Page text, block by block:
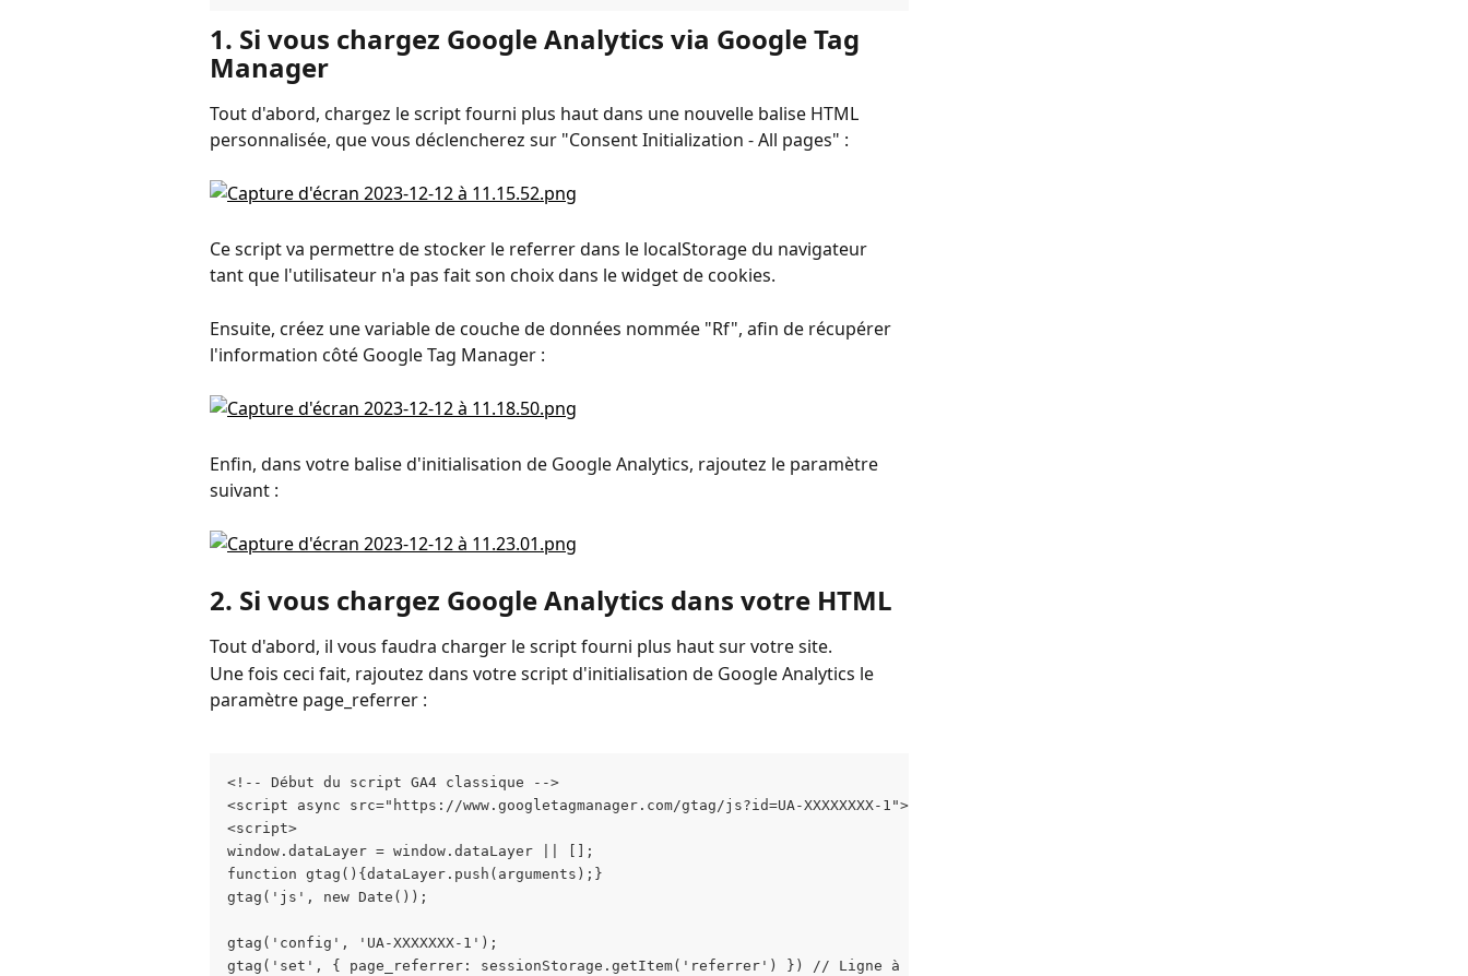
1. Si vous chargez Google Analytics via Google Tag
Manager
Tout d'abord, chargez le script fourni plus haut dans une nouvelle balise HTML
personnalisée, que vous déclencherez sur "Consent Initialization - All pages" :
Ce script va permettre de stocker le referrer dans le localStorage du navigateur
tant que l'utilisateur n'a pas fait son choix dans le widget de cookies.
Ensuite, créez une variable de couche de données nommée "Rf", afin de récupérer
l'information côté Google Tag Manager :
Enfin, dans votre balise d'initialisation de Google Analytics, rajoutez le paramètre
suivant :
2. Si vous chargez Google Analytics dans votre HTML
Tout d'abord, il vous faudra charger le script fourni plus haut sur votre site.
Une fois ceci fait, rajoutez dans votre script d'initialisation de Google Analytics le
paramètre page_referrer :
<!-- Début du script GA4 classique -->
<script async src="https://www.googletagmanager.com/gtag/js?id=UA-XXXXXXXX-1"></script>
<script>
window.dataLayer = window.dataLayer || [];
function gtag(){dataLayer.push(arguments);}
gtag('js', new Date());
gtag('config', 'UA-XXXXXXX-1');
gtag('set', { page_referrer: sessionStorage.getItem('referrer') }) // Ligne à rajouter